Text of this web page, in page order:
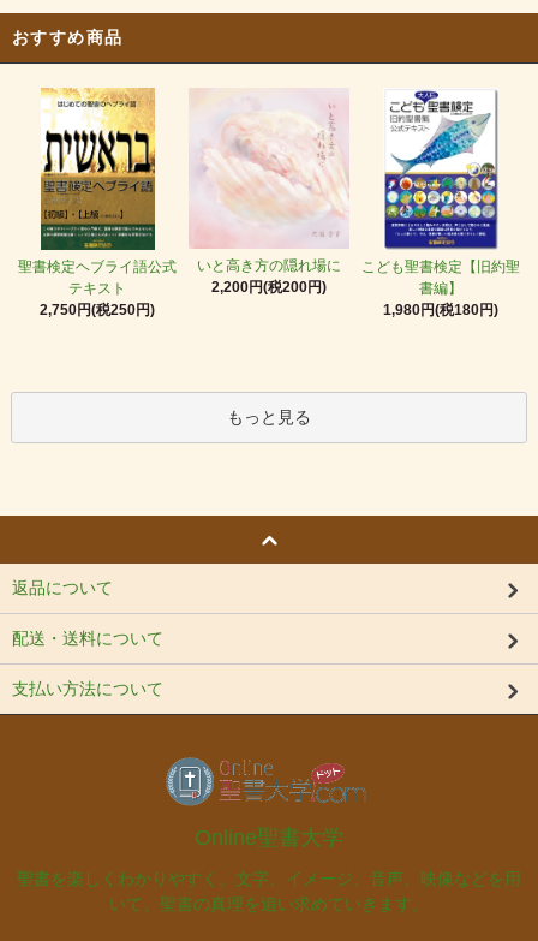
おすすめ商品
聖書検定ヘブライ語公式
テキスト
2,750円(税250円)
いと高き方の隠れ場に
2,200円(税200円)
こども聖書検定【旧約聖
書編】
1,980円(税180円)
もっと見る
返品について
配送・送料について
支払い方法について
Online聖書大学
聖書を楽しくわかりやすく。文字、イメージ、音声、映像などを用
いて、聖書の真理を追い求めていきます。